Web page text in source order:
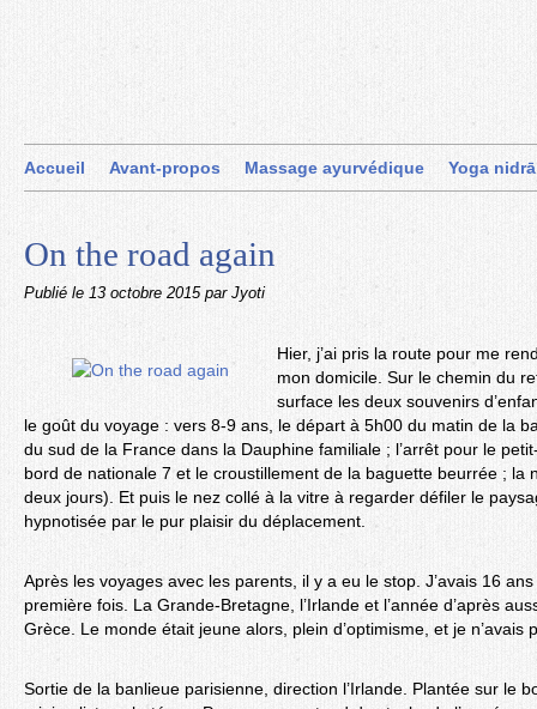
Accueil Avant-propos Massage ayurvédique Yoga nidrā
On the road again
Publié le 13 octobre 2015 par Jyoti
Hier, j’ai pris la route pour me
mon domicile. Sur le chemin du
surface les deux souvenirs
le goût du voyage : vers 8-9 ans, le départ à 5h00 du matin de la
du sud de la France dans la Dauphine familiale ; l’arrêt pour le
bord de nationale 7 et le croustillement de la baguette beurrée ; la
deux jours). Et puis le nez collé à la vitre à regarder défiler le
hypnotisée par le pur plaisir du déplacement.
Après les voyages avec les parents, il y a eu le stop. J’avais 16
première fois. La Grande-Bretagne, l’Irlande et l’année d’après
Grèce. Le monde était jeune alors, plein d’optimisme, et je n’avais
Sortie de la banlieue parisienne, direction l’Irlande. Plantée sur le